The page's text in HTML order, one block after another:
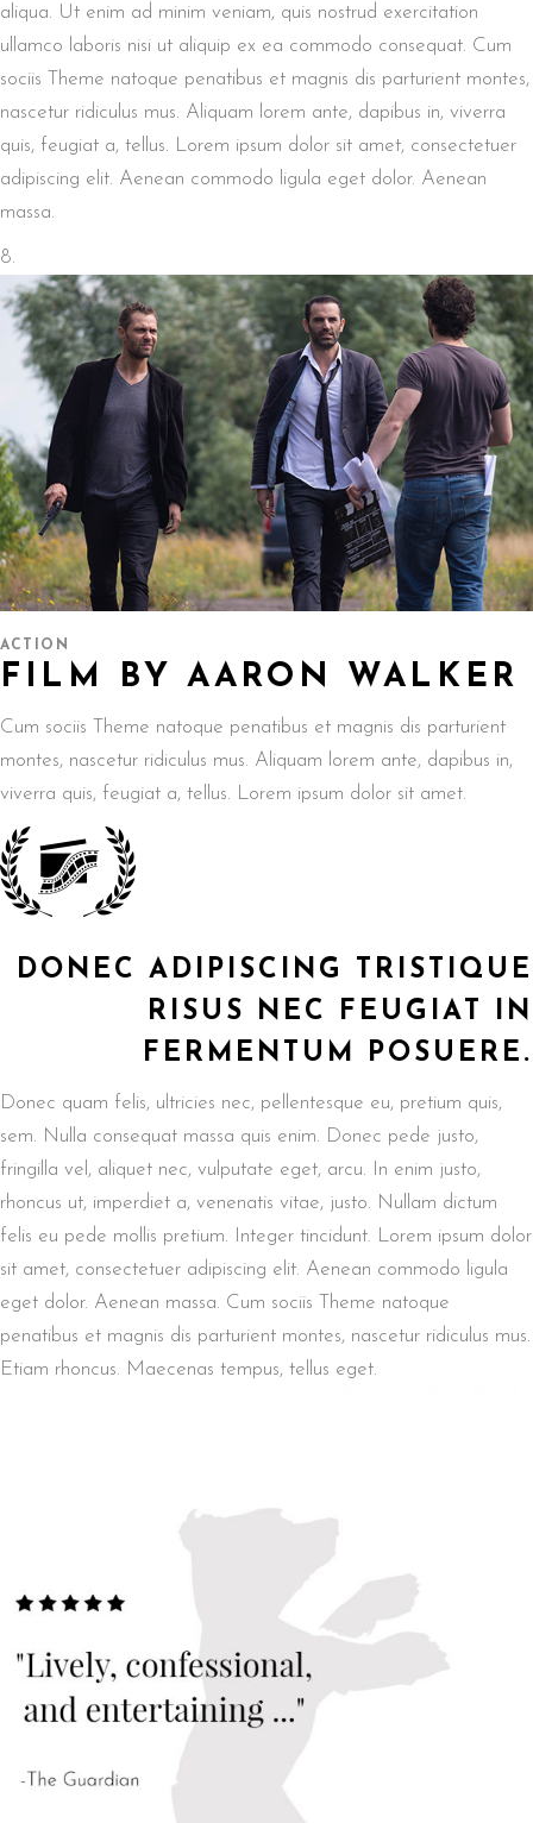
aliqua. Ut enim ad minim veniam, quis nostrud exercitation
ullamco laboris nisi ut aliquip ex ea commodo consequat. Cum
sociis Theme natoque penatibus et magnis dis parturient montes,
nascetur ridiculus mus. Aliquam lorem ante, dapibus in, viverra
quis, feugiat a, tellus. Lorem ipsum dolor sit amet, consectetuer
adipiscing elit. Aenean commodo ligula eget dolor. Aenean
massa.
ACTION
FILM BY AARON WALKER
Cum sociis Theme natoque penatibus et magnis dis parturient
montes, nascetur ridiculus mus. Aliquam lorem ante, dapibus in,
viverra quis, feugiat a, tellus. Lorem ipsum dolor sit amet.
DONEC ADIPISCING TRISTIQUE
RISUS NEC FEUGIAT IN
FERMENTUM POSUERE.
Donec quam felis, ultricies nec, pellentesque eu, pretium quis,
sem. Nulla consequat massa quis enim. Donec pede justo,
fringilla vel, aliquet nec, vulputate eget, arcu. In enim justo,
rhoncus ut, imperdiet a, venenatis vitae, justo. Nullam dictum
felis eu pede mollis pretium. Integer tincidunt. Lorem ipsum dolor
sit amet, consectetuer adipiscing elit. Aenean commodo ligula
eget dolor. Aenean massa. Cum sociis Theme natoque
penatibus et magnis dis parturient montes, nascetur ridiculus mus.
Etiam rhoncus. Maecenas tempus, tellus eget.